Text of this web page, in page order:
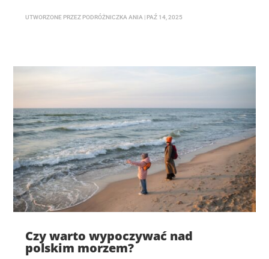
UTWORZONE PRZEZ PODRÓŻNICZKA ANIA | PAŹ 14, 2025
Czy warto wypoczywać nad
polskim morzem?